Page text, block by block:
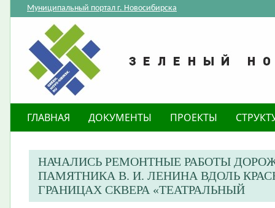
Муниципальный портал г. Новосибирска
ГЛАВНАЯ ДОКУМЕНТЫ ПРОЕКТЫ
НАЧАЛИСЬ РЕМОНТНЫЕ РАБОТЫ
ПАМЯТНИКА В. И. ЛЕНИНА ВДОЛЬ
ГРАНИЦАХ СКВЕРА «ТЕАТРАЛЬНЫЙ